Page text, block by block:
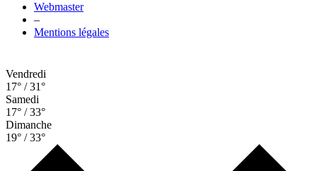
Webmaster
–
Mentions légales
Vendredi
17° / 31°
Samedi
17° / 33°
Dimanche
19° / 33°